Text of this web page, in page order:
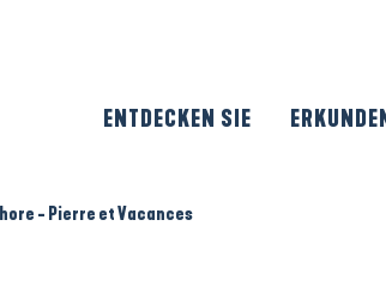
ENTDECKEN SIE
- Pierre et Vacances